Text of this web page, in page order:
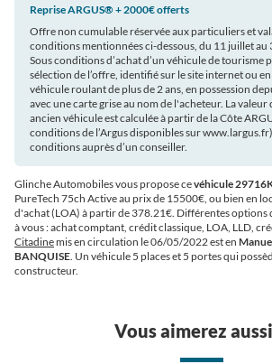
Reprise ARGUS®️ + 2000€ offerts
Offre non cumulable réservée aux particuliers et
conditions mentionnées ci-dessous, du 11 juillet au
Sous conditions d’achat d’un véhicule de tourisme
sélection de l’offre, identifié sur le site internet ou
véhicule roulant de plus de 2 ans, en possession
avec une carte grise au nom de l'acheteur. La
ancien véhicule est calculée à partir de la Côte
conditions de l’Argus disponibles sur
conditions auprès d’un conseiller.
Glinche Automobiles vous propose cevéhicule
PureTech 75ch Active au prix de 15500€, ou bien en
d'achat (LOA) à partir de 378.21€. Différentes options
à vous : achat comptant, crédit classique, LOA, LLD,
Citadinemis en circulation le 06/05/2022 est en
BANQUISE. Un véhicule 5 places et 5 portes qui
constructeur.
Vous aimerez